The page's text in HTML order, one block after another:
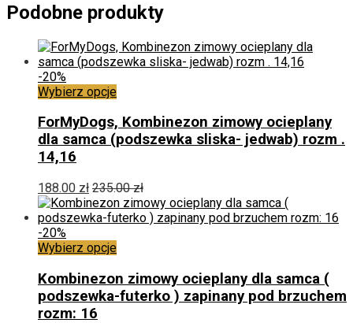
Podobne produkty
-20%
Wybierz opcjeTen
ma
wiele
wariantów.
można
wybrać
na
stronie
produktu
ForMyDogs, Kombinezon zimowy ocieplany
dla samca (podszewka sliska- jedwab) rozm .
14,16
188.00 zł 235.00zł
-20%
Wybierz opcjeTen
ma
wiele
wariantów.
Kombinezon zimowy ocieplany dla samca (
podszewka-futerko ) zapinany pod brzuchem
rozm: 16